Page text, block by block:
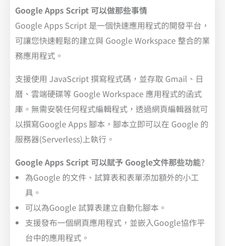
Google Apps Script 可以做那些事情
Google Apps Script 是一個快速應用程式的開發平台，
可讓您快速輕鬆的建立與 Google Workspace 整合的業
務應用程式。
支援使用 JavaScript 撰寫程式碼，並存取 Gmail、日
曆、雲端硬碟等 Google Workspace 應用程式的函式
庫。無需安裝任何程式編輯程式，透過網頁編輯器就可
以撰寫Google Apps 腳本，腳本立即可以在 Google 的
服務器(Serverless)上執行。
Google Apps Script 可以賦予 Google文件那些功能?
為Google 的文件、試算表和表單添加額外的小工
具。
可以為Google 試算表建立自動化腳本。
支援發布一個網頁應用程式，並嵌入Google協作平
台中的應用程式。